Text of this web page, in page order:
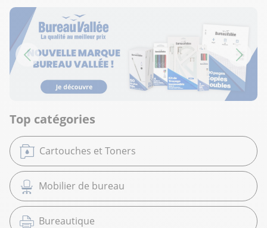
Top catégories
Cartouches et Toners
Mobilier de bureau
Bureautique